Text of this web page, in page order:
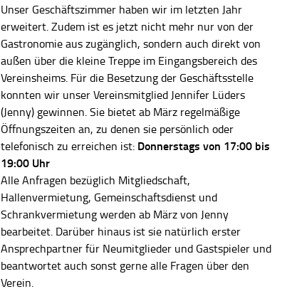
Unser Geschäftszimmer haben wir im letzten Jahr
erweitert. Zudem ist es jetzt nicht mehr nur von der
Gastronomie aus zugänglich, sondern auch direkt von
außen über die kleine Treppe im Eingangsbereich des
Vereinsheims. Für die Besetzung der Geschäftsstelle
konnten wir unser Vereinsmitglied Jennifer Lüders
(Jenny) gewinnen. Sie bietet ab März regelmäßige
Öffnungszeiten an, zu denen sie persönlich oder
telefonisch zu erreichen ist: Donnerstags von 17:00 bis
19:00 Uhr
Alle Anfragen bezüglich Mitgliedschaft,
Hallenvermietung, Gemeinschaftsdienst und
Schrankvermietung werden ab März von Jenny
bearbeitet. Darüber hinaus ist sie natürlich erster
Ansprechpartner für Neumitglieder und Gastspieler und
beantwortet auch sonst gerne alle Fragen über den
Verein.